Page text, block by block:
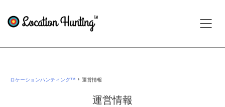
ロケーションハンティング™ › 運営情報
運営情報